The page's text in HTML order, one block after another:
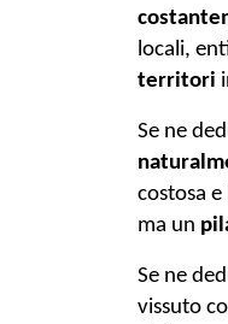
locali,
territori
Se ne
costosa
ma un
Se ne
vissuto